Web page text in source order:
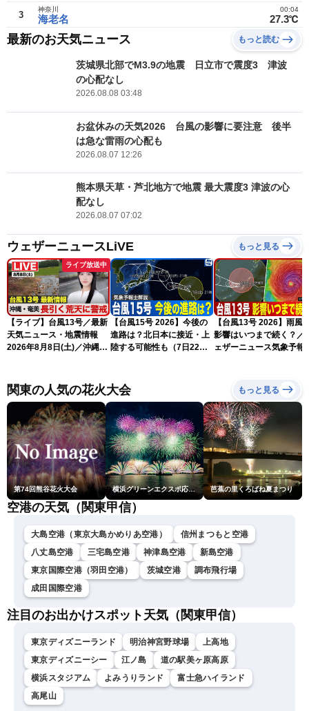
3 海老名
神奈川
27.3℃
00:04
最新のお天気ニュース もっと読む
茨城県北部でM3.9の地震 日立市で震度3 津波
の心配なし
2026.08.08 03:48
お盆休みの天気2026 台風の影響に要注意 後半
は急な雷雨の心配も
2026.08.07 12:26
熊本県天草・芦北地方で地震 最大震度3 津波の心
配なし
2026.08.07 07:02
ウェザーニュースLiVE もっと見る
ライブ放送中
【ライブ】台風13号／最新
天気ニュース・地震情報
2026年8月8日(土)／沖縄・
〈ウェザーニュースLiVEモ
ーニング・松本真央／山口
剛央〉
【台風15号 2026】今後の
進路は？北日本に接近・上
陸する可能性も（7日22時
【台風13号 2026】雨風
影響はいつまで続く？／
ェザーニュース気象予報
関東の人気の花火大会 もっと見る
第74回熊谷花火大会 横浜グリーンエクスポ応援 みなとみらいフェスティバル「スカイシンフォニーinヨコハマ presented byコロワイド」 芭蕉の里くろばね夏まつり
空港の天気（関東甲信）
大島空港（東京大島かめりあ空港）
信州まつもと空港
八丈島空港
三宅島空港 神津島空港
新島空港
東京国際空港（羽田空港）
茨城空港
調布飛行場
成田国際空港
注目のお出かけスポット天気（関東甲信）
東京ディズニーランド 明治神宮野球場
上高地
東京ディズニーシー
江ノ島
道の駅美ヶ原高原
横浜スタジアム
よみうりランド
富士急ハイランド
高尾山